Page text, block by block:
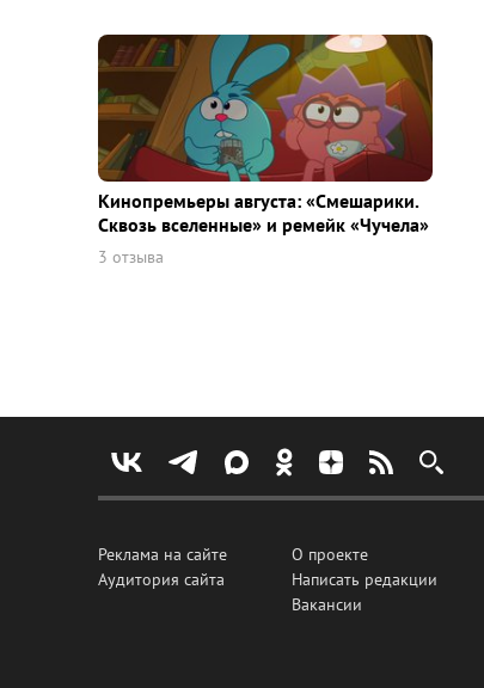
Кинопремьеры августа: «Смешарики.
Сквозь вселенные» и ремейк «Чучела»
3 отзыва
Реклама на сайте
Аудитория сайта
О проекте
Написать редакции
Вакансии